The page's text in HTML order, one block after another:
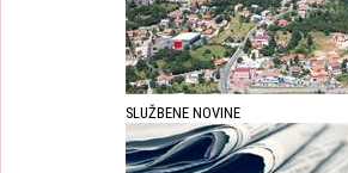
SLUŽBENE NOVINE